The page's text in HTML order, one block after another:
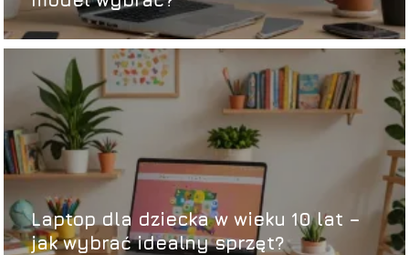
Laptop dla dziecka w wieku 10 lat –
jak wybrać idealny sprzęt?